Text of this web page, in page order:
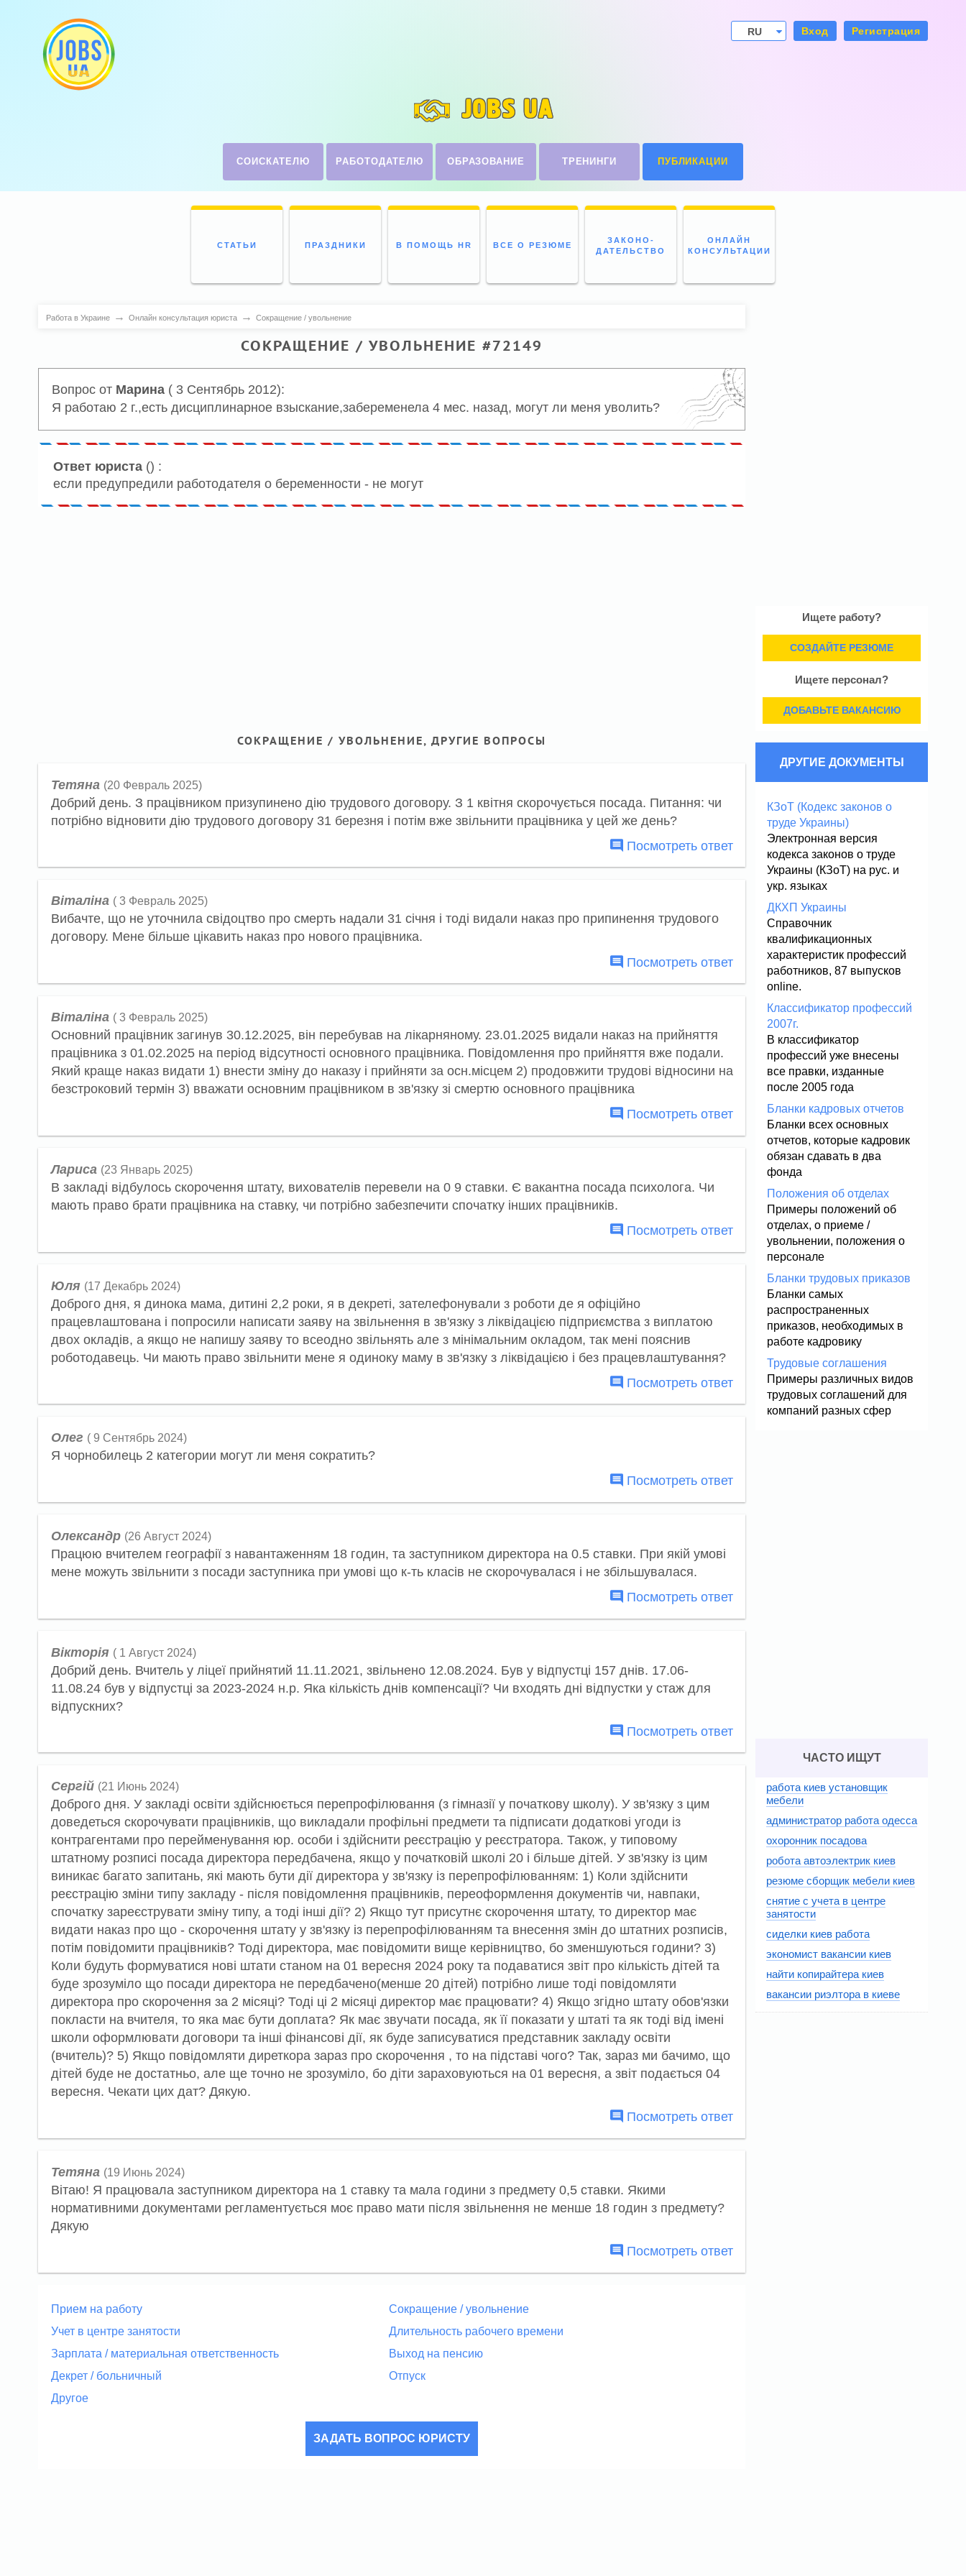
RU
Вход Регистрация
JOBS UA
СОИСКАТЕЛЮ РАБОТОДАТЕЛЮ ОБРАЗОВАНИЕ ТРЕНИНГИ ПУБЛИКАЦИИ
СТАТЬИ ПРАЗДНИКИ В ПОМОЩЬ HR ВСЕ О РЕЗЮМЕ
ЗАКОНО-
ДАТЕЛЬСТВО
ОНЛАЙН
КОНСУЛЬТАЦИИ
Работа в Украине → Онлайн консультация юриста → Сокращение / увольнение
СОКРАЩЕНИЕ / УВОЛЬНЕНИЕ #72149
Вопрос от Марина( 3 Сентябрь 2012):
Я работаю 2 г.,есть дисциплинарное взыскание,забеременела 4 мес. назад, могут ли меня уволить?
Ответ юриста() :
если предупредили работодателя о беременности - не могут
СОКРАЩЕНИЕ / УВОЛЬНЕНИЕ, ДРУГИЕ ВОПРОСЫ
Тетяна (20 Февраль 2025)
Добрий день. З працівником призупинено дію трудового договору. З 1 квітня скорочується посада. Питання: чи
потрібно відновити дію трудового договору 31 березня і потім вже звільнити працівника у цей же день?
Посмотреть ответ
Віталіна ( 3 Февраль 2025)
Вибачте, що не уточнила свідоцтво про смерть надали 31 січня і тоді видали наказ про припинення трудового
договору. Мене більше цікавить наказ про нового працівника.
Посмотреть ответ
Віталіна ( 3 Февраль 2025)
Основний працівник загинув 30.12.2025, він перебував на лікарняному. 23.01.2025 видали наказ на прийняття
працівника з 01.02.2025 на період відсутності основного працівника. Повідомлення про прийняття вже подали.
Який краще наказ видати 1) внести зміну до наказу і прийняти за осн.місцем 2) продовжити трудові відносини на
безстроковий термін 3) вважати основним працівником в зв'язку зі смертю основного працівника
Посмотреть ответ
Лариса (23 Январь 2025)
В закладі відбулось скорочення штату, вихователів перевели на 0 9 ставки. Є вакантна посада психолога. Чи
мають право брати працівника на ставку, чи потрібно забезпечити спочатку інших працівників.
Посмотреть ответ
Юля (17 Декабрь 2024)
Доброго дня, я динока мама, дитині 2,2 роки, я в декреті, зателефонували з роботи де я офіційно
працевлаштована і попросили написати заяву на звільнення в зв'язку з ліквідацією підприємства з виплатою
двох окладів, а якщо не напишу заяву то всеодно звільнять але з мінімальним окладом, так мені пояснив
роботодавець. Чи мають право звільнити мене я одиноку маму в зв'язку з ліквідацією і без працевлаштування?
Посмотреть ответ
Олег ( 9 Сентябрь 2024)
Я чорнобилець 2 категории могут ли меня сократить?
Посмотреть ответ
Олександр (26 Август 2024)
Працюю вчителем географії з навантаженням 18 годин, та заступником директора на 0.5 ставки. При якій умові
мене можуть звільнити з посади заступника при умові що к-ть класів не скорочувалася і не збільшувалася.
Посмотреть ответ
Вікторія ( 1 Август 2024)
Добрий день. Вчитель у ліцеї прийнятий 11.11.2021, звільнено 12.08.2024. Був у відпустці 157 днів. 17.06-
11.08.24 був у відпустці за 2023-2024 н.р. Яка кількість днів компенсації? Чи входять дні відпустки у стаж для
відпускних?
Посмотреть ответ
Сергій (21 Июнь 2024)
Доброго дня. У закладі освіти здійснюється перепрофілювання (з гімназії у початкову школу). У зв'язку з цим
доведеться скорочувати працівників, що викладали профільні предмети та підписати додаткові угоди із
контрагентами про перейменування юр. особи і здійснити реєстрацію у реєстратора. Також, у типовому
штатному розписі посада директора передбачена, якщо у початковій школі 20 і більше дітей. У зв'язку із цим
виникає багато запитань, які мають бути дії директора у зв'язку із перепрофілюванням: 1) Коли здійснити
реєстрацію зміни типу закладу - після повідомлення працівників, переоформлення документів чи, навпаки,
спочатку зареєструвати зміну типу, а тоді інші дії? 2) Якщо тут присутнє скорочення штату, то директор має
видати наказ про що - скорочення штату у зв'язку із перепрофілюванням та внесення змін до штатних розписів,
потім повідомити працівників? Тоді директора, має повідомити вище керівництво, бо зменшуються години? 3)
Коли будуть формуватися нові штати станом на 01 вересня 2024 року та подаватися звіт про кількість дітей та
буде зрозуміло що посади директора не передбачено(менше 20 дітей) потрібно лише тоді повідомляти
директора про скорочення за 2 місяці? Тоді ці 2 місяці директор має працювати? 4) Якщо згідно штату обов'язки
покласти на вчителя, то яка має бути доплата? Як має звучати посада, як її показати у штаті та як тоді від імені
школи оформлювати договори та інші фінансові дії, як буде записуватися представник закладу освіти
(вчитель)? 5) Якщо повідомляти диреткора зараз про скорочення , то на підставі чого? Так, зараз ми бачимо, що
дітей буде не достатньо, але ще точно не зрозуміло, бо діти зараховуються на 01 вересня, а звіт подається 04
вересня. Чекати цих дат? Дякую.
Посмотреть ответ
Тетяна (19 Июнь 2024)
Вітаю! Я працювала заступником директора на 1 ставку та мала години з предмету 0,5 ставки. Якими
нормативними документами регламентується моє право мати після звільнення не менше 18 годин з предмету?
Дякую
Посмотреть ответ
Прием на работу
Сокращение / увольнение
Учет в центре занятости
Длительность рабочего времени
Зарплата / материальная ответственность
Выход на пенсию
Декрет / больничный
Отпуск
Другое
ЗАДАТЬ ВОПРОС ЮРИСТУ
Ищете работу?
СОЗДАЙТЕ РЕЗЮМЕ
Ищете персонал?
ДОБАВЬТЕ ВАКАНСИЮ
ДРУГИЕ ДОКУМЕНТЫ
КЗоТ (Кодекс законов о
труде Украины)
Электронная версия
кодекса законов о труде
Украины (КЗоТ) на рус. и
укр. языках
ДКХП Украины
Справочник
квалификационных
характеристик профессий
работников, 87 выпусков
online.
Классификатор профессий
2007г.
В классификатор
профессий уже внесены
все правки, изданные
после 2005 года
Бланки кадровых отчетов
Бланки всех основных
отчетов, которые кадровик
обязан сдавать в два
фонда
Положения об отделах
Примеры положений об
отделах, о приеме /
увольнении, положения о
персонале
Бланки трудовых приказов
Бланки самых
распространенных
приказов, необходимых в
работе кадровику
Трудовые соглашения
Примеры различных видов
трудовых соглашений для
компаний разных сфер
ЧАСТО ИЩУТ
работа киев установщик
мебели
администратор работа одесса
охоронник посадова
робота автоэлектрик киев
резюме сборщик мебели киев
снятие с учета в центре
занятости
сиделки киев работа
экономист вакансии киев
найти копирайтера киев
вакансии риэлтора в киеве